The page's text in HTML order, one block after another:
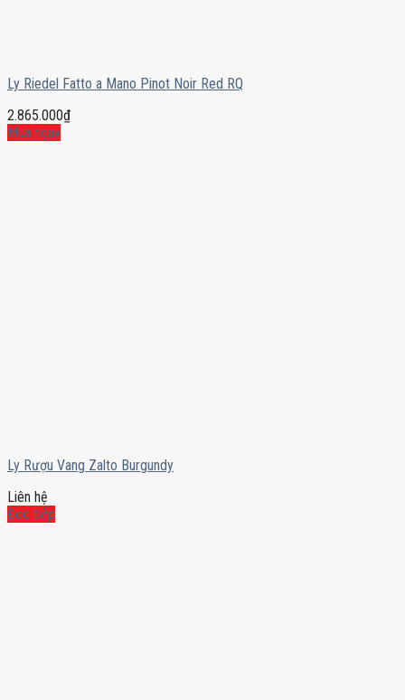
Ly Riedel Fatto a Mano Pinot Noir Red RQ
2.865.000₫
Mua ngay
Ly Rượu Vang Zalto Burgundy
Liên hệ
Đọc tiếp